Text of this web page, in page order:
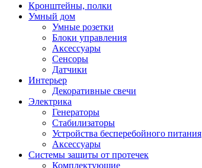
Кронштейны, полки
Умный дом
Умные розетки
Блоки управления
Аксессуары
Сенсоры
Датчики
Интерьер
Декоративные свечи
Электрика
Генераторы
Стабилизаторы
Устройства бесперебойного питания
Аксессуары
Системы защиты от протечек
Комплектующие